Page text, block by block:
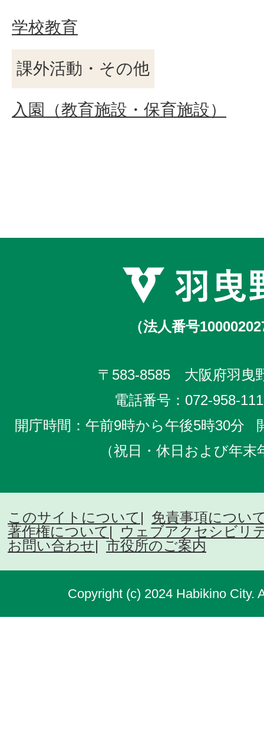
学校教育
課外活動・その他
入園（教育施設・保育施設）
（法人番号
〒583-8585 大阪府羽曳
電話番号： 072-958-
開庁時間：午前9時から午後5時30分
（祝日・休日および年
このサイトについて
免責事項につい
著作権について
ウェブアクセシビリ
お問い合わせ
市役所のご案内
Copyright (c) 2024 Habikino City.